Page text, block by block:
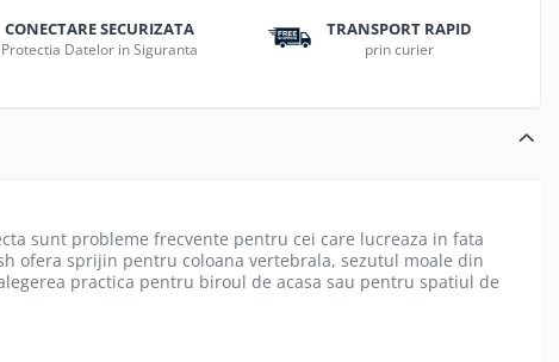
CONECTARE SECURIZATA
Protectia Datelor in Siguranta
TRANSPORT RAPID
prin curier
sunt probleme frecvente pentru cei care lucreaza in fata
ofera sprijin pentru coloana vertebrala, sezutul moale din
practica pentru biroul de acasa sau pentru spatiul de